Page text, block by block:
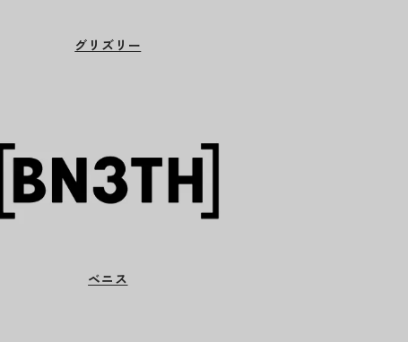
グリズリー
ベニス